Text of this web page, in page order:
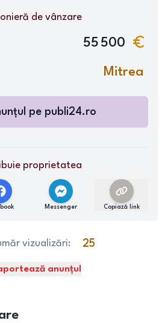
de vânzare
55 500
Mitrea
pe publi24.ro
proprietatea
Messenger Copiază link
vizualizări: 25
anunțul